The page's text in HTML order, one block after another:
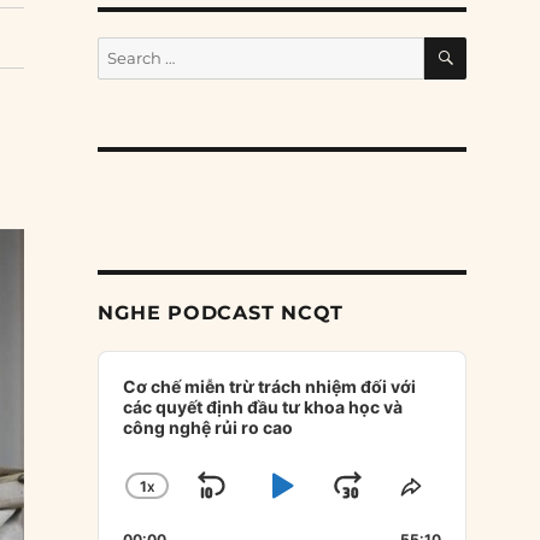
Search
for:
SEARCH
NGHE PODCAST NCQT
Audio
Player
Cơ chế miễn trừ trách nhiệm đối với
các quyết định đầu tư khoa học và
công nghệ rủi ro cao
CHANGE
1X
SKIPPLAYJUMPSHARE